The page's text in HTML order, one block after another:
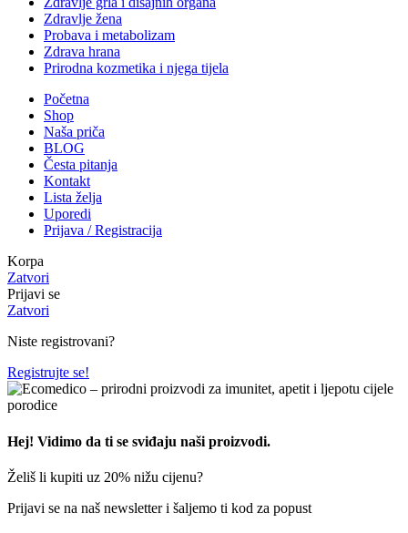
Zdravlje žena
Probava i metabolizam
Zdrava hrana
Prirodna kozmetika i njega tijela
Početna
Shop
Naša priča
BLOG
Česta pitanja
Kontakt
Lista želja
Uporedi
Prijava / Registracija
Korpa
Zatvori
Prijavi se
Zatvori
Niste registrovani?
Registrujte se!
Hej! Vidimo da ti se sviđaju naši proizvodi.
Želiš li kupiti uz 20% nižu cijenu?
Prijavi se na naš newsletter i šaljemo ti kod za popust